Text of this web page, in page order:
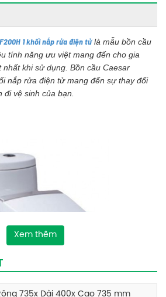
1 khối nắp rửa điện tửlà mẫu bồn cầu
tính năng ưu việt mang đến cho gia
khi sử dụng. Bồn cầu Caesar
nắp rửa điện tử mang đến sự thay đổi
vệ sinh của bạn.
Xem thêm
735x Dài 400x Cao 735 mm